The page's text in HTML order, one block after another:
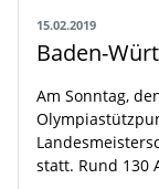
15.02.2019
Am Sonntag,
statt. Rund 130